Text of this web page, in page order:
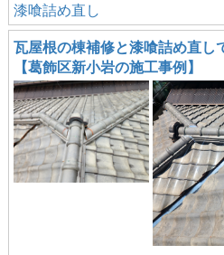
漆喰詰め直し
瓦屋根の棟補修と漆喰詰め直し
【葛飾区新小岩の施工事例】